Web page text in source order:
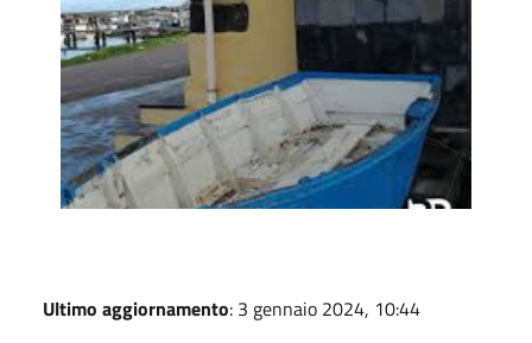
Ultimo aggiornamento: 3 gennaio 2024, 10:44